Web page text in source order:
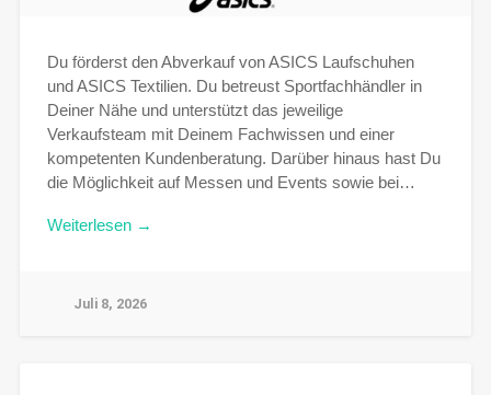
Du förderst den Abverkauf von ASICS Laufschuhen
und ASICS Textilien. Du betreust Sportfachhändler in
Deiner Nähe und unterstützt das jeweilige
Verkaufsteam mit Deinem Fachwissen und einer
kompetenten Kundenberatung. Darüber hinaus hast Du
die Möglichkeit auf Messen und Events sowie bei…
Weiterlesen →
Juli 8, 2026